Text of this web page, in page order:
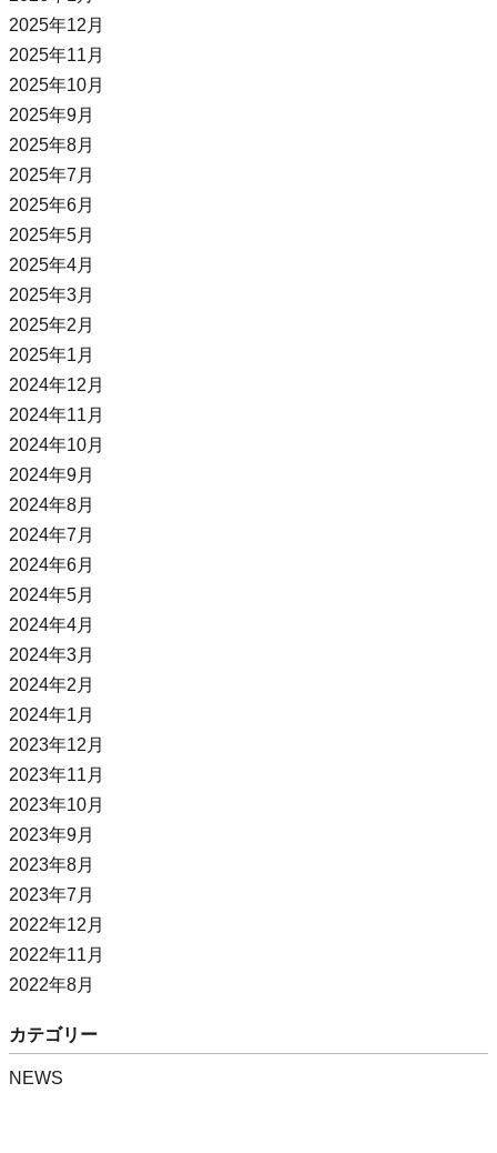
2025年12月
2025年11月
2025年10月
2025年9月
2025年8月
2025年7月
2025年6月
2025年5月
2025年4月
2025年3月
2025年2月
2025年1月
2024年12月
2024年11月
2024年10月
2024年9月
2024年8月
2024年7月
2024年6月
2024年5月
2024年4月
2024年3月
2024年2月
2024年1月
2023年12月
2023年11月
2023年10月
2023年9月
2023年8月
2023年7月
2022年12月
2022年11月
2022年8月
カテゴリー
NEWS